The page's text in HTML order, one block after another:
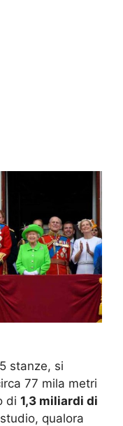
stanze, si
77 mila metri
di 1,3 miliardi di
qualora